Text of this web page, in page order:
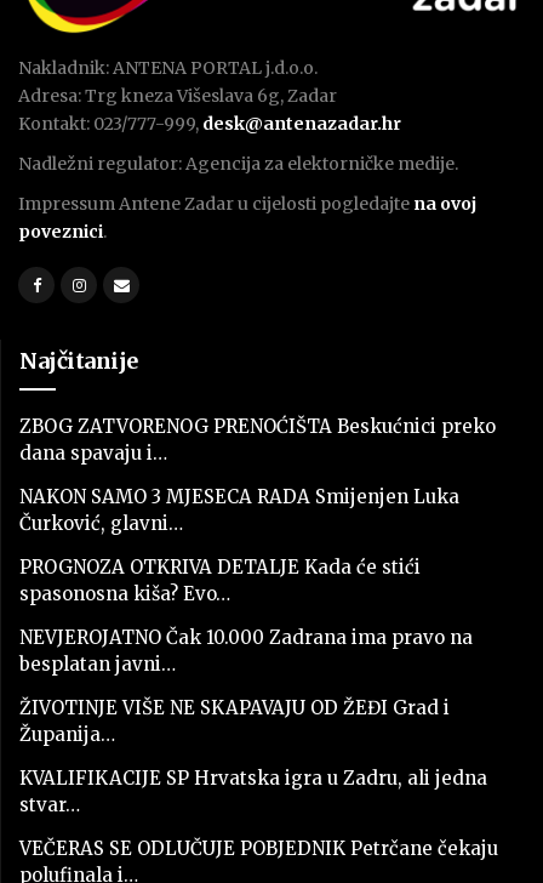
Nakladnik: ANTENA PORTAL j.d.o.o.
Adresa: Trg kneza Višeslava 6g, Zadar
Kontakt: 023/777-999, desk@antenazadar.hr
Nadležni regulator: Agencija za elektorničke medije.
Impressum Antene Zadar u cijelosti pogledajte na ovoj
poveznici.
Najčitanije
ZBOG ZATVORENOG PRENOĆIŠTA Beskućnici preko
dana spavaju i…
NAKON SAMO 3 MJESECA RADA Smijenjen Luka
Čurković, glavni…
PROGNOZA OTKRIVA DETALJE Kada će stići
spasonosna kiša? Evo…
NEVJEROJATNO Čak 10.000 Zadrana ima pravo na
besplatan javni…
ŽIVOTINJE VIŠE NE SKAPAVAJU OD ŽEĐI Grad i
Županija…
KVALIFIKACIJE SP Hrvatska igra u Zadru, ali jedna
stvar…
VEČERAS SE ODLUČUJE POBJEDNIK Petrčane čekaju
polufinala i…